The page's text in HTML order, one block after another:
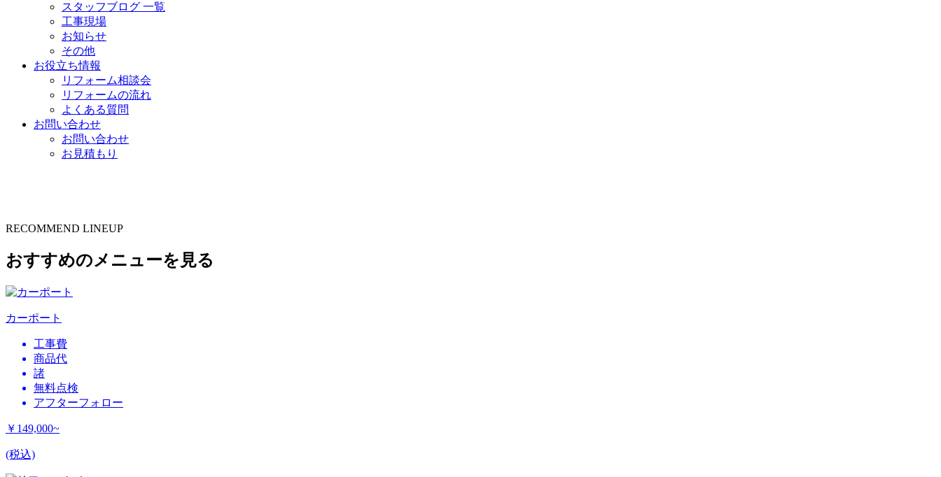
スタッフブログ 一覧
工事現場
お知らせ
その他
お役立ち情報
リフォーム相談会
リフォームの流れ
よくある質問
お問い合わせ
お問い合わせ
お見積もり
RECOMMEND LINEUP
おすすめのメニューを見る
カーポート
工事費
商品代
諸
無料点検
アフターフォロー
￥149,000~
(税込)